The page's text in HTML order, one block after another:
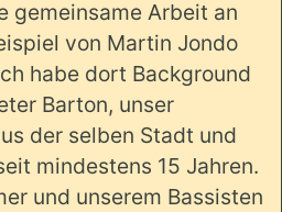
gemeinsame Arbeit an
von Martin Jondo
habe dort Background
Barton, unser
der selben Stadt und
mindestens 15 Jahren.
und unserem Bassisten